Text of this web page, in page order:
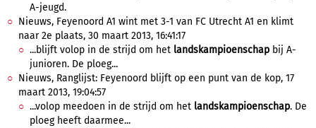
A-jeugd.
Nieuws, Feyenoord A1 wint met 3-1 van FC Utrecht A1 en klimt
naar 2e plaats, 30 maart 2013, 16:41:17
...blijft volop in de strijd om het landskampioenschap bij A-
junioren. De ploeg...
Nieuws, Ranglijst: Feyenoord blijft op een punt van de kop, 17
maart 2013, 19:04:57
...volop meedoen in de strijd om het landskampioenschap. De
ploeg heeft daarmee...